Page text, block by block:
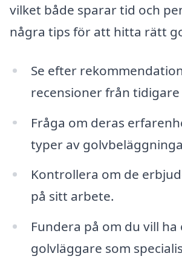
vilket både sparar tid och
några tips för att hitta rätt
Se efter
recensioner från tidigare
Fråga om deras
typer av
Kontrollera om de
på sitt arbete.
Fundera på om du vill ha
golvläggare som